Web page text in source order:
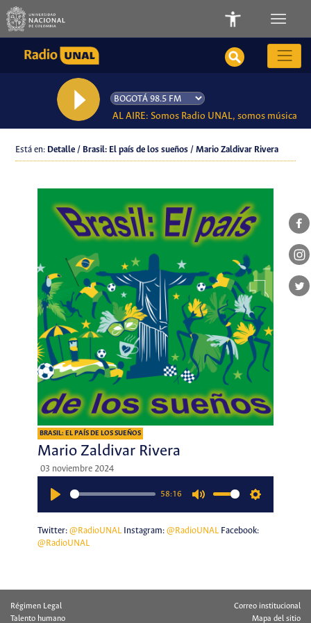
AL AIRE: Somos Radio UNAL, somos música
Está en: Detalle / Brasil: El país de los sueños / Mario Zaldivar Rivera
BRASIL: EL PAÍS DE LOS SUEÑOS
Mario Zaldivar Rivera
03 noviembre 2024
58:16
Twitter: @RadioUNALInstagram: @RadioUNALFacebook:
@RadioUNAL
Régimen Legal
Talento humano
Correo institucional
Mapa del sitio